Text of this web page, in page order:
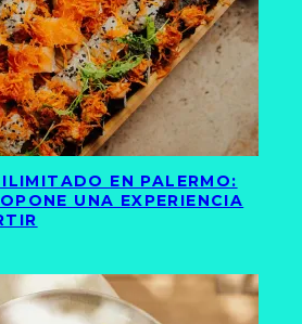
EN PALERMO:
UNA EXPERIENCIA